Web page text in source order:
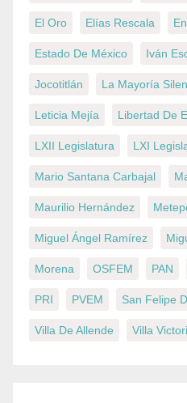
El Oro Elías Rescala
Estado De México Iván
Jocotitlán La Mayoría
Leticia Mejía Libertad De
LXII Legislatura LXI
Mario Santana Carbajal
Maurilio Hernández
Miguel Ángel Ramírez
Morena OSFEM PAN
PRI PVEM San Felipe
Villa De Allende Villa